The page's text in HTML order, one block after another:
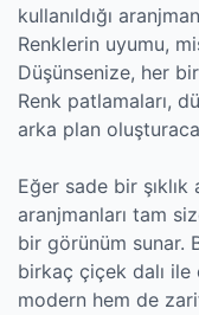
kullanıldığı
Renklerin uyumu,
Düşünsenize, her
Renk patlamaları,
arka plan
Eğer sade bir
aranjmanları tam
bir görünüm sunar.
birkaç çiçek dalı ile
modern hem de